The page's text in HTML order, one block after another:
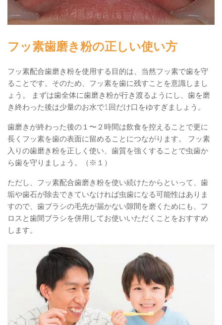
フッ素歯磨き粉の正しい使い方
フッ素配合歯磨き粉を使用する目的は、当然フッ素で歯を守
ることです。そのため、フッ素を歯に残すことを意識しまし
ょう。 まずは歯全体に歯磨き粉が行き渡るようにし、歯を磨
き終わった後は少量のお水で1回だけ口をゆすぎましょう。
歯磨きが終わった後の１〜２時間は飲食を控えることで更に
長くフッ素を歯の表面に留めることにつながります。 フッ素
入りの歯磨き粉を正しく使い、歯質を強くすることで虫歯か
ら歯を守りましょう。（※１）
ただし、フッ素配合歯磨き粉を使い続けたからといって、歯
垢や歯石が除去できていなければ虫歯になる可能性はありま
すので、歯ブラシの毛先が届かない隙間を磨くためにも、フ
ロスと歯間ブラシを併用してお使いいただくことをおすすめ
します。